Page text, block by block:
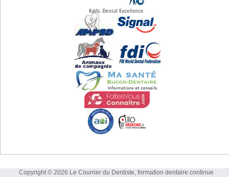
Copyright © 2026 Le Courrier du Dentiste, formation dentaire continue